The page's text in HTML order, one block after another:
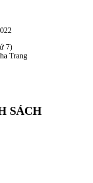
7)
Trang
SÁCH